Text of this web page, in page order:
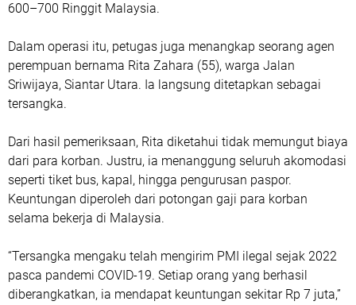
600–700 Ringgit Malaysia.
Dalam operasi itu, petugas juga menangkap seorang agen
perempuan bernama Rita Zahara (55), warga Jalan
Sriwijaya, Siantar Utara. Ia langsung ditetapkan sebagai
tersangka.
Dari hasil pemeriksaan, Rita diketahui tidak memungut biaya
dari para korban. Justru, ia menanggung seluruh akomodasi
seperti tiket bus, kapal, hingga pengurusan paspor.
Keuntungan diperoleh dari potongan gaji para korban
selama bekerja di Malaysia.
“Tersangka mengaku telah mengirim PMI ilegal sejak 2022
pasca pandemi COVID-19. Setiap orang yang berhasil
diberangkatkan, ia mendapat keuntungan sekitar Rp 7 juta,”